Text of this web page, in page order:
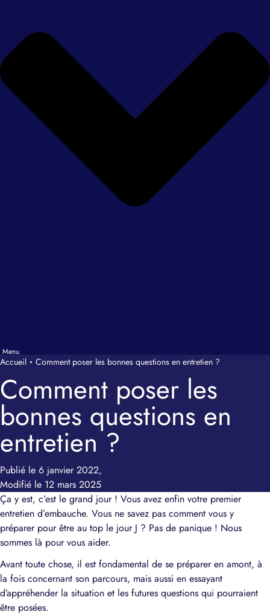
Accueil Comment poser les bonnes questions en entretien ?
Comment poser les
bonnes questions en
entretien ?
Publié le 6 janvier 2022,
Modifié le 12 mars 2025
Ça y est, c’est le grand jour ! Vous avez enfin votre premier
entretien d’embauche. Vous ne savez pas comment vous y
préparer pour être au top le jour J ? Pas de panique ! Nous
sommes là pour vous aider.
Avant toute chose, il est fondamental de se préparer en amont, à
la fois concernant son parcours, mais aussi en essayant
d’appréhender la situation et les futures questions qui pourraient
être posées.